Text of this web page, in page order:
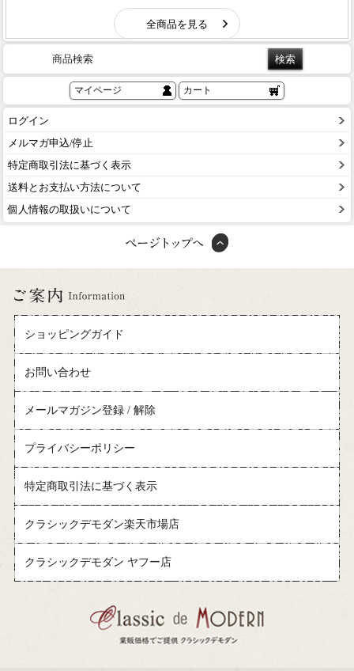
商品検索
マイページ カート
ログイン
メルマガ申込/停止
特定商取引法に基づく表示
送料とお支払い方法について
個人情報の取扱いについて
ショッピングガイド
お問い合わせ
メールマガジン登録 / 解除
プライバシーポリシー
特定商取引法に基づく表示
クラシックデモダン楽天市場店
クラシックデモダン ヤフー店